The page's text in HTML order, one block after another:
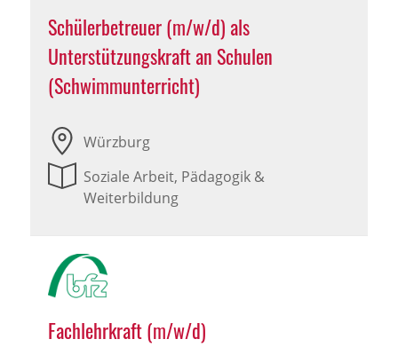
Schülerbetreuer (m/w/d) als
Unterstützungskraft an Schulen
(Schwimmunterricht)
Würzburg
Soziale Arbeit, Pädagogik &
Weiterbildung
Fachlehrkraft (m/w/d)